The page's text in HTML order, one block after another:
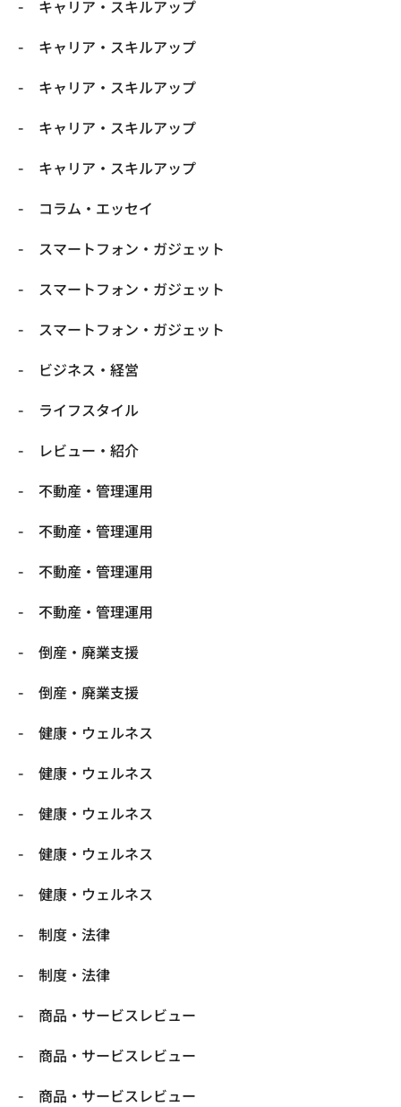
キャリア・スキルアップ
キャリア・スキルアップ
キャリア・スキルアップ
キャリア・スキルアップ
キャリア・スキルアップ
コラム・エッセイ
スマートフォン・ガジェット
スマートフォン・ガジェット
スマートフォン・ガジェット
ビジネス・経営
ライフスタイル
レビュー・紹介
不動産・管理運用
不動産・管理運用
不動産・管理運用
不動産・管理運用
倒産・廃業支援
倒産・廃業支援
健康・ウェルネス
健康・ウェルネス
健康・ウェルネス
健康・ウェルネス
健康・ウェルネス
制度・法律
制度・法律
商品・サービスレビュー
商品・サービスレビュー
商品・サービスレビュー